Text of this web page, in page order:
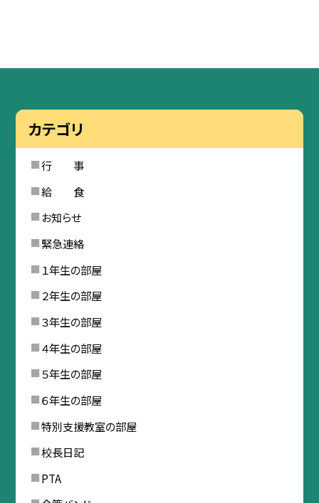
カテゴリ
行 事
給 食
お知らせ
緊急連絡
１年生の部屋
２年生の部屋
３年生の部屋
４年生の部屋
５年生の部屋
６年生の部屋
特別支援教室の部屋
校長日記
PTA